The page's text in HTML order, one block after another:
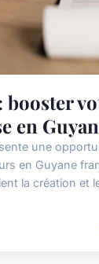
booster
en
une
en Guyane
la création et